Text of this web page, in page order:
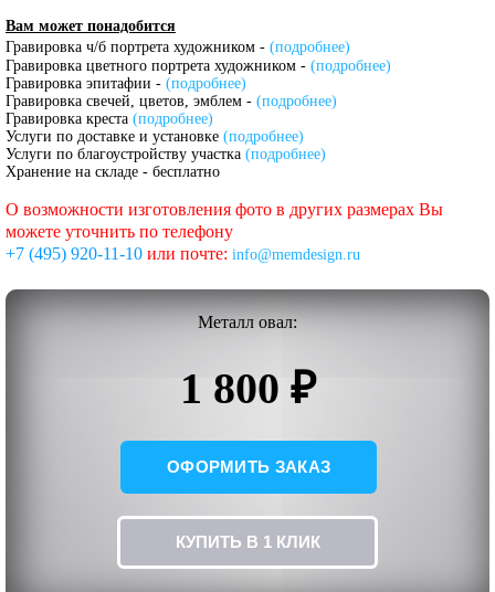
Вам может понадобится
Гравировка ч/б портрета художником - (подробнее)
Гравировка цветного портрета художником - (подробнее)
Гравировка эпитафии - (подробнее)
Гравировка свечей, цветов, эмблем - (подробнее)
Гравировка креста (подробнее)
Услуги по доставке и установке (подробнее)
Услуги по благоустройству участка (подробнее)
Хранение на складе - бесплатно
О возможности изготовления фото в других размерах Вы
можете уточнить по телефону
+7 (495) 920-11-10 или почте: info@memdesign.ru
Металл овал:
1 800 ₽
ОФОРМИТЬ ЗАКАЗ
КУПИТЬ В 1 КЛИК